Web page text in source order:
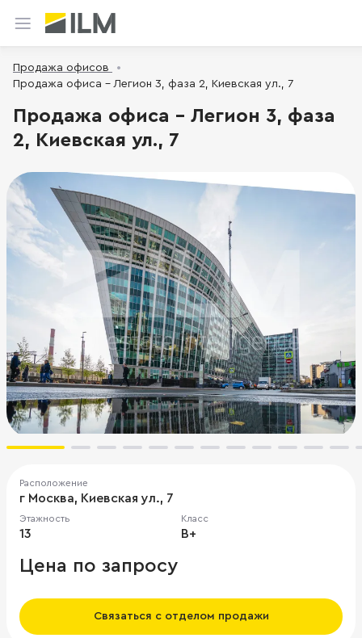
Продажа офисов
Продажа офиса - Легион 3, фаза 2, Киевская ул., 7
Продажа офиса - Легион 3, фаза
2, Киевская ул., 7
Расположение
г Москва, Киевская ул., 7
Этажность
13
Класс
B+
Цена по запросу
Связаться с отделом продажи